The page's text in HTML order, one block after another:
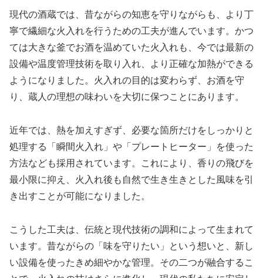
現代の酒蔵では、昔ながらの知恵を守りながらも、より丁
寧で繊細な火入れを行うための工夫が進んでいます。かつ
ては大きな釜でお酒を温めていた火入れも、今では最新の
設備や温度管理技術を取り入れ、より正確な加熱ができる
ようになりました。火入れの目的は変わらず、お酒を守
り、蔵人の理想の味わいを大切に保つことにあります。
近年では、熱を加えすぎず、必要な箇所だけをしっかりと
処理する「瞬間火入れ」や「プレートヒーター」を使った
方法なども採用されています。これにより、香りの飛びを
最小限に抑え、火入れ後も自然で生き生きとした風味を引
き出すことが可能になりました。
こうした工夫は、伝統と現代技術の調和によって生まれて
います。昔ながらの「味を守りたい」という想いと、新し
い設備を使ったきめ細やかな管理。その二つが融合するこ